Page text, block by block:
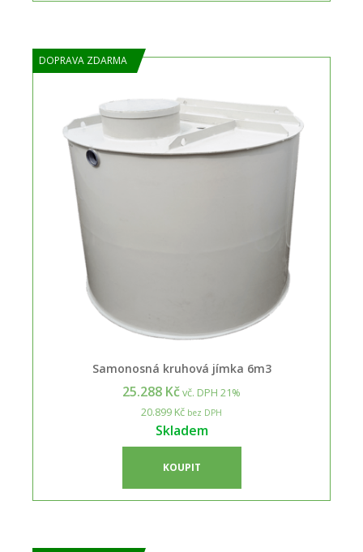
DOPRAVA ZDARMA
Samonosná kruhová jímka 6m3
25.288 Kčvč. DPH 21%
20.899 Kč bez DPH
Skladem
KOUPIT